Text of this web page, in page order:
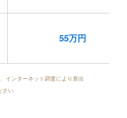
55万円
インターネット調査により算出
さい